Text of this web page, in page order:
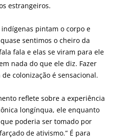
estrangeiros.
pintam o corpo e
sentimos o cheiro da
fala e elas se viram para ele
nada do que ele diz. Fazer
colonização é sensacional.
reflete sobre a experiência
longínqua, ele enquanto
poderia ser tomado por
de ativismo.” É para